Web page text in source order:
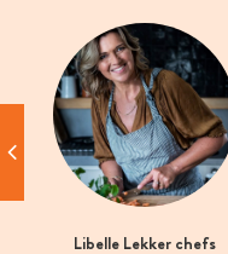
Libelle Lekker chefs